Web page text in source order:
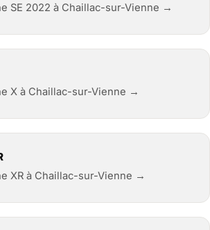
SE 2022 à Chaillac-sur-Vienne →
X à Chaillac-sur-Vienne →
XR à Chaillac-sur-Vienne →